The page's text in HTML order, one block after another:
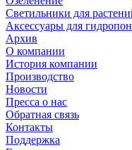
Светильники для
Аксессуары для
Архив
О компании
История компании
Производство
Новости
Пресса о нас
Обратная связь
Контакты
Поддержка